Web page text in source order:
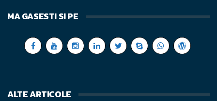
MA GASESTI SI PE
ALTE ARTICOLE